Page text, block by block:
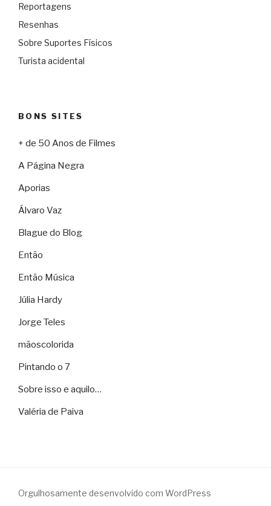
Reportagens
Resenhas
Sobre Suportes Físicos
Turista acidental
BONS SITES
+ de 50 Anos de Filmes
A Página Negra
Aporias
Álvaro Vaz
Blague do Blog
Então
Então Música
Júlia Hardy
Jorge Teles
mãoscolorida
Pintando o 7
Sobre isso e aquilo…
Valéria de Paiva
Orgulhosamente desenvolvido com WordPress